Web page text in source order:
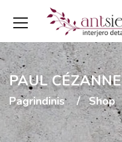
PAUL CÉZANNE
Pagrindinis Shop